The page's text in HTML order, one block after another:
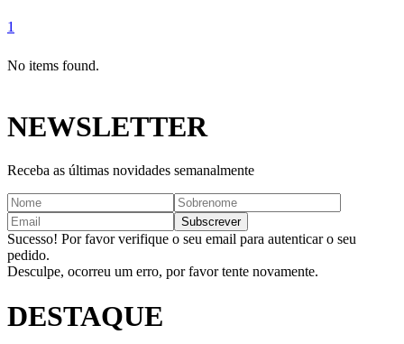
1
No items found.
NEWSLETTER
Receba as últimas novidades semanalmente
Sucesso! Por favor verifique o seu email para autenticar o seu
pedido.
Desculpe, ocorreu um erro, por favor tente novamente.
DESTAQUE